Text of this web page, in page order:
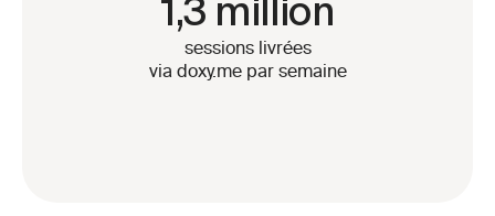
1,3 million
sessions livrées
via doxy.me par semaine